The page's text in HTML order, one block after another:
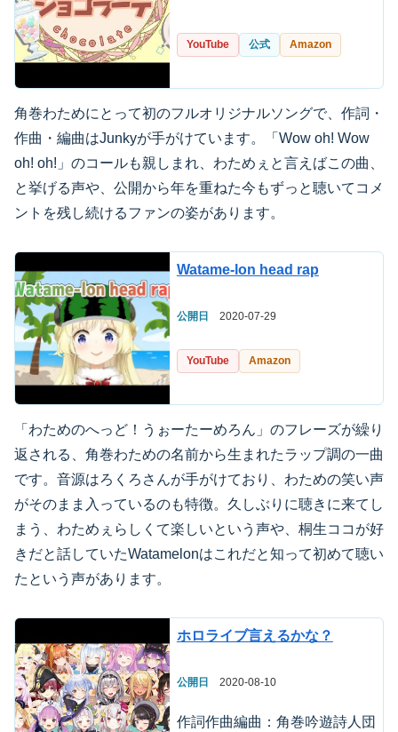
YouTube 公式 Amazon
角巻わためにとって初のフルオリジナルソングで、作詞・
作曲・編曲はJunkyが手がけています。「Wow oh! Wow
oh! oh!」のコールも親しまれ、わためぇと言えばこの曲、
と挙げる声や、公開から年を重ねた今もずっと聴いてコメ
ントを残し続けるファンの姿があります。
Watame-lon head rap
公開日 2020-07-29
YouTube Amazon
「わためのへっど！うぉーたーめろん」のフレーズが繰り
返される、角巻わための名前から生まれたラップ調の一曲
です。音源はろくろさんが手がけており、わための笑い声
がそのまま入っているのも特徴。久しぶりに聴きに来てし
まう、わためぇらしくて楽しいという声や、桐生ココが好
きだと話していたWatamelonはこれだと知って初めて聴い
たという声があります。
ホロライブ言えるかな？
公開日 2020-08-10
作詞作曲編曲：角巻吟遊詩人団